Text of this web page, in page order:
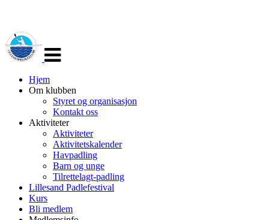
navigasjon
Hjem
Om klubben
Styret og organisasjon
Kontakt oss
Aktiviteter
Aktiviteter
Aktivitetskalender
Havpadling
Barn og unge
Tilrettelagt-padling
Lillesand Padlefestival
Kurs
Bli medlem